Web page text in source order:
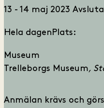
13 - 14 maj 2023
Hela dagen Plats:
Museum
Trelleborgs Museum
Anmälan krävs och